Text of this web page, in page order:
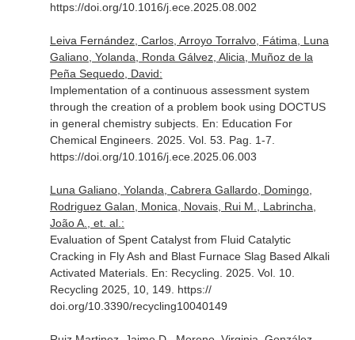
https://doi.org/10.1016/j.ece.2025.08.002
Leiva Fernández, Carlos, Arroyo Torralvo, Fátima, Luna
Galiano, Yolanda, Ronda Gálvez, Alicia, Muñoz de la
Peña Sequedo, David:
Implementation of a continuous assessment system
through the creation of a problem book using DOCTUS
in general chemistry subjects. En: Education For
Chemical Engineers. 2025. Vol. 53. Pag. 1-7.
https://doi.org/10.1016/j.ece.2025.06.003
Luna Galiano, Yolanda, Cabrera Gallardo, Domingo,
Rodriguez Galan, Monica, Novais, Rui M., Labrincha,
João A., et. al.:
Evaluation of Spent Catalyst from Fluid Catalytic
Cracking in Fly Ash and Blast Furnace Slag Based Alkali
Activated Materials. En: Recycling . 2025. Vol. 10.
Recycling 2025, 10, 149. https://
doi.org/10.3390/recycling10040149